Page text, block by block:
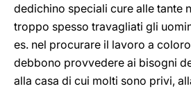
dedichino speciali cure alle tante
troppo spesso travagliati gli
es. nel procurare il lavoro a
debbono provvedere ai bisogni
alla casa di cui molti sono privi,